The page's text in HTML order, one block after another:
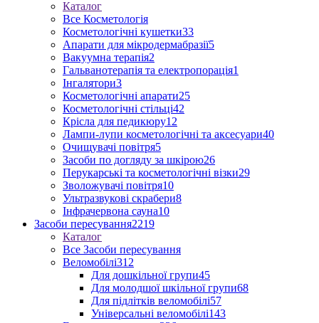
Каталог
Все Косметологія
Косметологічні кушетки33
Апарати для мікродермабразії5
Вакуумна терапія2
Гальванотерапія та електропорація1
Інгалятори3
Косметологічні апарати25
Косметологічні стільці42
Крісла для педикюру12
Лампи-лупи косметологічні та аксесуари40
Очищувачі повітря5
Засоби по догляду за шкірою26
Перукарські та косметологічні візки29
Зволожувачі повітря10
Ультразвукові скрабери8
Інфрачервона сауна10
Засоби пересування2219
Каталог
Все Засоби пересування
Веломобілі312
Для дошкільної групи45
Для молодшої шкільної групи68
Для підлітків веломобілі57
Універсальні веломобілі143